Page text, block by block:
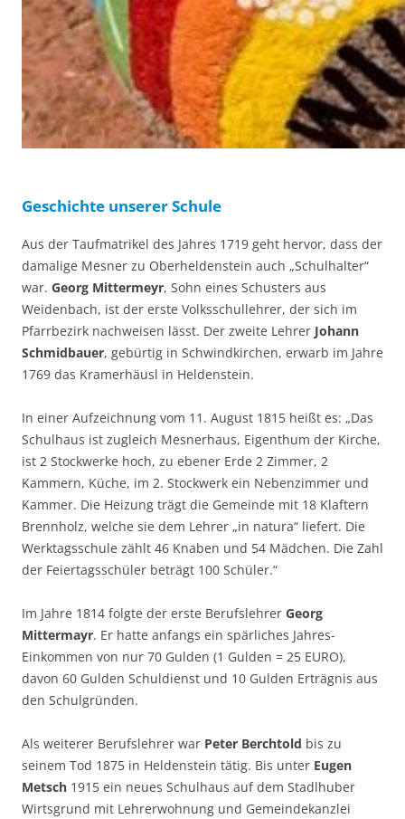
Geschichte unserer Schule
Aus der Taufmatrikel des Jahres 1719 geht hervor, dass der
damalige Mesner zu Oberheldenstein auch „Schulhalter“
war. Georg Mittermeyr, Sohn eines Schusters aus
Weidenbach, ist der erste Volksschullehrer, der sich im
Pfarrbezirk nachweisen lässt. Der zweite Lehrer Johann
Schmidbauer, gebürtig in Schwindkirchen, erwarb im Jahre
1769 das Kramerhäusl in Heldenstein.
In einer Aufzeichnung vom 11. August 1815 heißt es: „Das
Schulhaus ist zugleich Mesnerhaus, Eigenthum der Kirche,
ist 2 Stockwerke hoch, zu ebener Erde 2 Zimmer, 2
Kammern, Küche, im 2. Stockwerk ein Nebenzimmer und
Kammer. Die Heizung trägt die Gemeinde mit 18 Klaftern
Brennholz, welche sie dem Lehrer „in natura“ liefert. Die
Werktagsschule zählt 46 Knaben und 54 Mädchen. Die Zahl
der Feiertagsschüler beträgt 100 Schüler.“
Im Jahre 1814 folgte der erste Berufslehrer Georg
Mittermayr. Er hatte anfangs ein spärliches Jahres-
Einkommen von nur 70 Gulden (1 Gulden = 25 EURO),
davon 60 Gulden Schuldienst und 10 Gulden Erträgnis aus
den Schulgründen.
Als weiterer Berufslehrer war Peter Berchtold bis zu
seinem Tod 1875 in Heldenstein tätig. Bis unter Eugen
Metsch 1915 ein neues Schulhaus auf dem Stadlhuber
Wirtsgrund mit Lehrerwohnung und Gemeindekanzlei